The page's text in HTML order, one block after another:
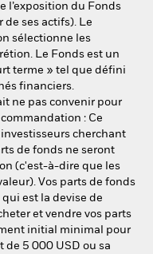
l’exposition du Fonds
de ses actifs). Le
sélectionne les
Le Fonds est un
terme » tel que défini
financiers.
ne pas convenir pour
: Ce
cherchant
de fonds ne seront
(c'est-à-dire que les
Vos parts de fonds
est la devise de
et vendre vos parts
initial minimal pour
de 5 000 USD ou sa